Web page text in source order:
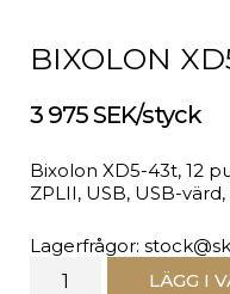
BIXOLON
3 975 SEK/styck
Bixolon XD5-43t, 12
ZPLII, USB, USB-
Lagerfrågor:
LÄGG I